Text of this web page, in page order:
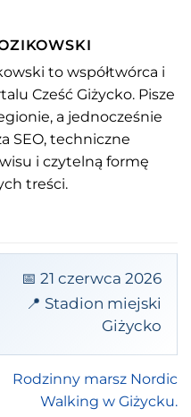
to współtwórca i
Cześć Giżycko. Pisze
a jednocześnie
SEO, techniczne
i czytelną formę
treści.
📅 21 czerwca 2026
📍 Stadion miejski
Giżycko
Rodzinny marsz Nordic
Walking w Giżycku.